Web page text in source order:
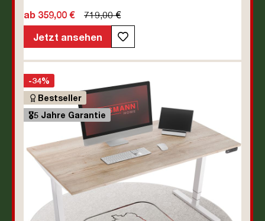
Jahre Herstellergarantie | unmontiert | TÜV© mobiles
Arbeiten | bis zu 80 kg | Y-Line | Steckertyp C
ab 359,00 €
719,00 €
Jetzt ansehen
-34%
Bestseller
🎖️5 Jahre Garantie